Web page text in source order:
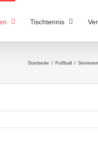
Tischtennis
Startseite / Fußball / Senioren